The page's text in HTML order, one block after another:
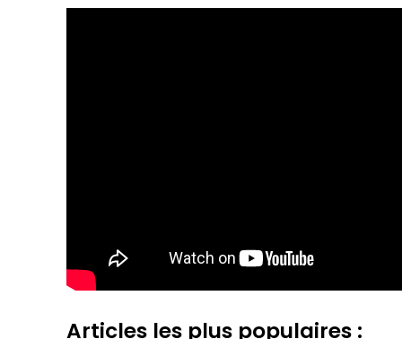
Articles les plus populaires :